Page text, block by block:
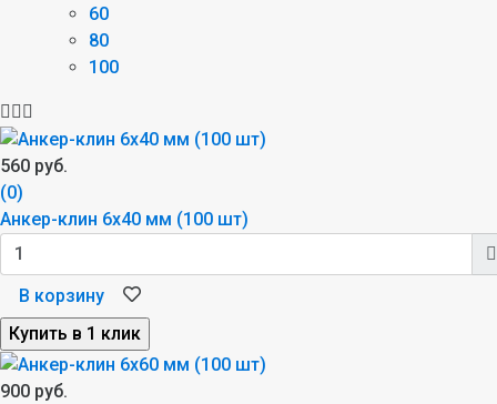
60
80
100
560 руб.
(0)
Анкер-клин 6х40 мм (100 шт)
В корзину
900 руб.